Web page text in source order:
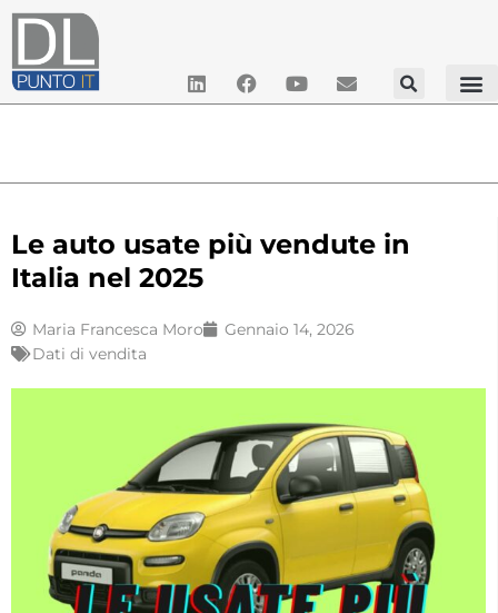
Le auto usate più vendute in
Italia nel 2025
Maria Francesca Moro
Gennaio 14, 2026
Dati di vendita